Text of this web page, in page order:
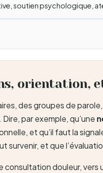
soutien psychologique,
orientation,
des groupes de
par exemple, qu’une
et qu’il faut la
survenir, et que
consultation douleur,